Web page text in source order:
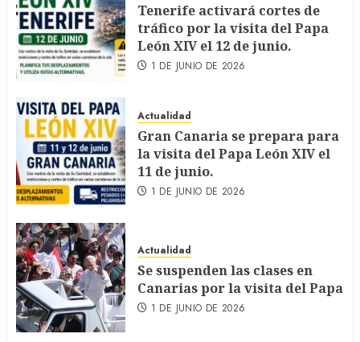
Tenerife activará cortes de
tráfico por la visita del Papa
León XIV el 12 de junio.
1 DE JUNIO DE 2026
Actualidad
Gran Canaria se prepara para
la visita del Papa León XIV el
11 de junio.
1 DE JUNIO DE 2026
Actualidad
Se suspenden las clases en
Canarias por la visita del Papa
1 DE JUNIO DE 2026